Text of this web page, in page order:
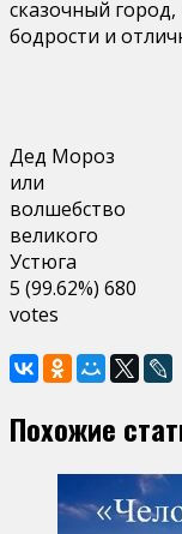
сказочный
бодрости и
Дед Мороз
или
волшебство
великого
Устюга
5 (99.62%) 680
votes
Похожие